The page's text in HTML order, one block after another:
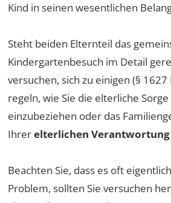
Kind in seinen wesentlichen
Steht beiden Elternteil das
Kindergartenbesuch im Detail
versuchen, sich zu einigen (§
regeln, wie Sie die elterliche
einzubeziehen oder das
Ihrerelterlichen Verantwortung
Beachten Sie, dass es oft
Problem, sollten Sie versuchen